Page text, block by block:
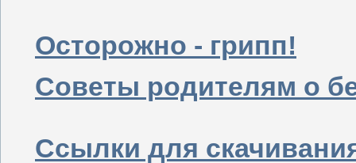
Осторожно - грипп!
Советы родителям о
Ссылки для